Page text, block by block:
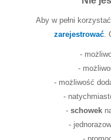
Aby w pełni
zarejestrować.
-
-
- możliwość
-
- schowek
-